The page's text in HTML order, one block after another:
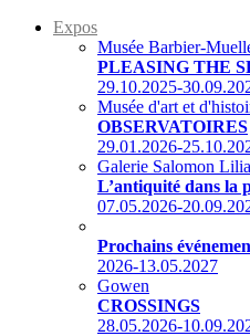
Expos
Musée Barbier-
PLEASING THE
29.10.2025-
Musée d'art et
OBSERVATOIRES
29.01.2026-
Galerie Salomon
L’antiquité dans la
07.05.2026-
Prochains
2026-13.05.2027
Gowen
CROSSINGS
28.05.2026-